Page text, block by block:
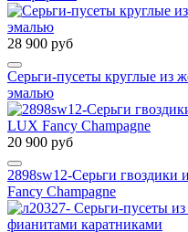
28 900 руб
Серьги-пусеты круглые из
эмалью
20 900 руб
2898sw12-Серьги гвоздики
Fancy Champagne